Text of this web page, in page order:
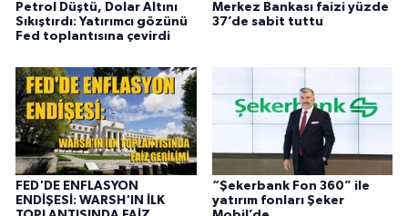
Petrol Düştü, Dolar Altını
Sıkıştırdı: Yatırımcı gözünü
Fed toplantısına çevirdi
Merkez Bankası faizi yüzde
37’de sabit tuttu
FED'DE ENFLASYON
ENDİŞESİ: WARSH'IN İLK
“Şekerbank Fon 360” ile
yatırım fonları Şeker